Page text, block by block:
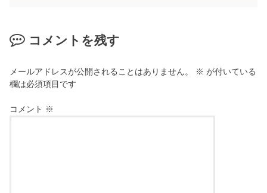
コメントを残す
メールアドレスが公開されることはありません。 ※ が付いている
欄は必須項目です
コメント ※